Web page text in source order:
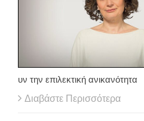
υν την επιλεκτική ανικανότητα
Διαβάστε Περισσότερα